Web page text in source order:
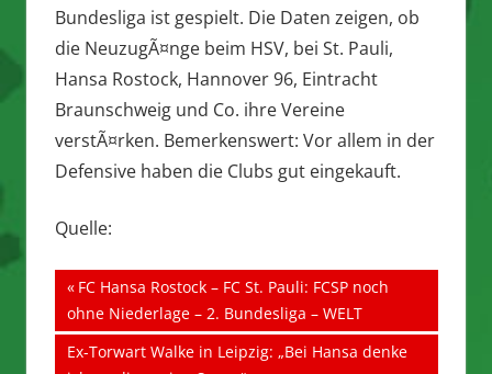
Bundesliga ist gespielt. Die Daten zeigen, ob
die NeuzugÃ¤nge beim HSV, bei St. Pauli,
Hansa Rostock, Hannover 96, Eintracht
Braunschweig und Co. ihre Vereine
verstÃ¤rken. Bemerkenswert: Vor allem in der
Defensive haben die Clubs gut eingekauft.
Quelle:
Beitragsnavigation
Vorheriger
Beitrag:
FC Hansa Rostock – FC St. Pauli: FCSP noch
ohne Niederlage – 2. Bundesliga – WELT
Nächster
Ex-Torwart Walke in Leipzig: „Bei Hansa denke